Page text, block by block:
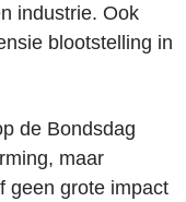
industrie. Ook
blootstelling in
de Bondsdag
maar
geen grote impact